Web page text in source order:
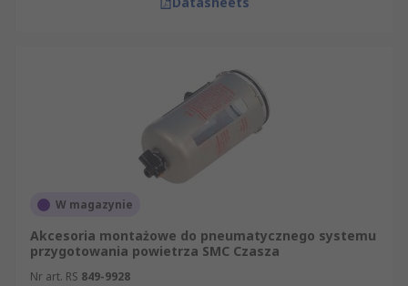
W magazynie
Akcesoria montażowe do pneumatycznego systemu
przygotowania powietrza SMC Czasza
Nr art. RS 849-9928